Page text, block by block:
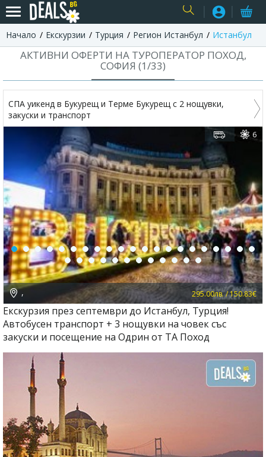
USER
Начало Екскурзии Турция Регион Истанбул Истанбул
АКТИВНИ ОФЕРТИ НА ТУРОПЕРАТОР ПОХОД,
СОФИЯ (1/33)
СПА уикенд в Букурещ и Терме Букурещ с 2 нощувки,
закуски и транспорт
6
, 295.00лв. / 150.83€
Екскурзия през септември до Истанбул, Турция!
Автобусен транспорт + 3 нощувки на човек със
закуски и посещение на Одрин от ТА Поход